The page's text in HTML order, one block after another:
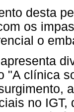
desta
os
o
"A clínica
no